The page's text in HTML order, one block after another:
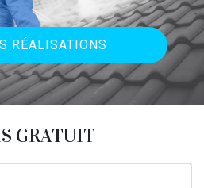
RÉALISATIONS
GRATUIT